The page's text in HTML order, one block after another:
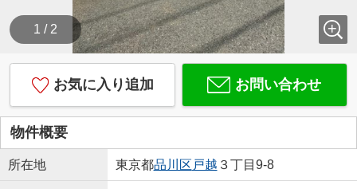
1 / 2
お気に入り追加 お問い合わせ
物件概要
所在地 東京都品川区 戸越 ３丁目9-8